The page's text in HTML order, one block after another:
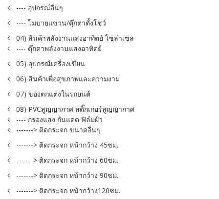
---- อุปกรณ์อื่นๆ
---- โมบายแขวน/ตุ๊กตาตั้งโชว์
04) สินค้าพลังงานแสงอาทิตย์ โซล่าเซล
---- ตุ๊กตาพลังงานแสงอาทิตย์
05) อุปกรณ์เครื่องเขียน
06) สินค้าเพื่อสุขภาพและความงาม
07) ของตกแต่งในรถยนต์
08) PVCสูญญากาศ สติ๊กเกอร์สูญญากาศ
---- กรองแสง กันแดด ฟิล์มฝ้า
-------> ติดกระจก ขนาดอื่นๆ
-------> ติดกระจก หน้ากว้าง 45ซม.
-------> ติดกระจก หน้ากว้าง 60ซม.
-------> ติดกระจก หน้ากว้าง 90ซม.
-------> ติดกระจก หน้ากว้าง120ซม.